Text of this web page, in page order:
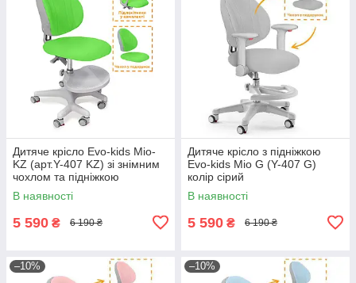
Дитяче крісло Evo-kids Mio-
KZ (арт.Y-407 KZ) зі знімним
чохлом та підніжкою
В наявності
5 590 ₴ 6 190 ₴
Дитяче крісло з підніжкою
Evo-kids Mio G (Y-407 G)
колір сірий
В наявності
5 590 ₴ 6 190 ₴
–10% –10%